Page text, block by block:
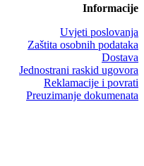
Informacije
Uvjeti poslovanja
Zaštita osobnih podataka
Dostava
Jednostrani raskid ugovora
Reklamacije i povrati
Preuzimanje dokumenata